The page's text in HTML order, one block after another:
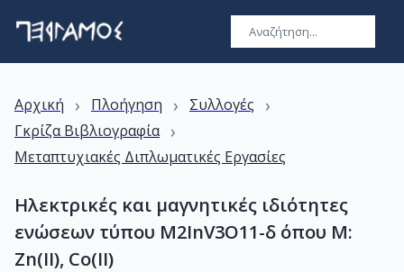
Αρχική › Πλοήγηση › Συλλογές ›
Γκρίζα Βιβλιογραφία ›
Μεταπτυχιακές Διπλωματικές Εργασίες
Ηλεκτρικές και μαγνητικές ιδιότητες
ενώσεων τύπου M2InV3O11-δ όπου Μ:
Zn(II), Co(II)